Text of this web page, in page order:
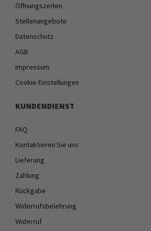
Öffnungszeiten
Stellenangebote
Datenschutz
AGB
Impressum
Cookie Einstellungen
KUNDENDIENST
FAQ
Kontaktieren Sie uns
Lieferung
Zahlung
Rückgabe
Widerrufsbelehrung
Widerruf